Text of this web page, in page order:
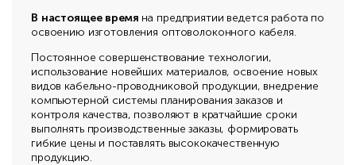
В настоящее время на предприятии ведется работа по
освоению изготовления оптоволоконного кабеля.
Постоянное совершенствование технологии,
использование новейших материалов, освоение новых
видов кабельно-проводниковой продукции, внедрение
компьютерной системы планирования заказов и
контроля качества, позволяют в кратчайшие сроки
выполнять производственные заказы, формировать
гибкие цены и поставлять высококачественную
продукцию.